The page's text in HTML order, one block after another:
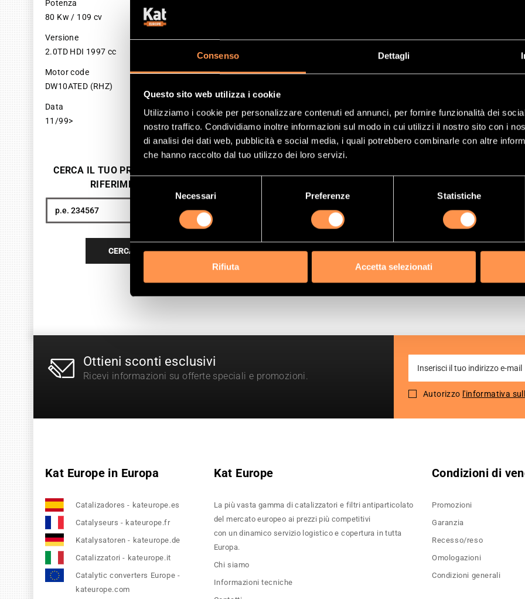
Consenso Dettagli
Questo sito web utilizza i cookie
Utilizziamo i cookie per personalizzare contenuti ed annunci, per fornire funzionalità dei
nostro traffico. Condividiamo inoltre informazioni sul modo in cui utilizzi il nostro sito con i
di analisi dei dati web, pubblicità e social media, i quali potrebbero combinarle con altre
che hanno raccolto dal tuo utilizzo dei loro servizi.
Selezione
del
Necessari Preferenze Statistiche
Rifiuta Accetta selezionati
CATALIZADOR REFERENCIA 21571331
SKU (Riferimento)
259,50 €
Prima:519,00 €
TEMPORANEAMENTE
Potenza
80 Kw / 109 cv
Versione
2.0TD HDI 1997 cc
Motor code
DW10ATED (RHZ)
Data
11/99>
CERCA IL TUO PRODOTTO PER
RIFERIMENTO
Cerca
CERCA
Ottieni sconti esclusivi
Ricevi informazioni su offerte speciali e promozioni.
for
Newsletter:
Autorizzo l'informativa
Kat Europe in Europa
Catalizadores - kateurope.es
Catalyseurs - kateurope.fr
Katalysatoren - kateurope.de
Catalizzatori - kateurope.it
Catalytic converters Europe -
kateurope.com
Kat Europe
La più vasta gamma di catalizzatori e filtri antiparticolato
del mercato europeo ai prezzi più competitivi
con un dinamico servizio logistico e copertura in tutta
Europa.
Chi siamo
Informazioni tecniche
Condizioni di
Promozioni
Garanzia
Recesso/reso
Omologazioni
Condizioni generali